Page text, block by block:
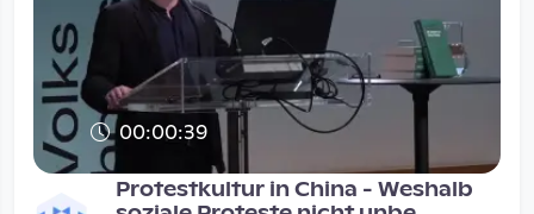
00:00:39
Protestkultur in China - Weshalb